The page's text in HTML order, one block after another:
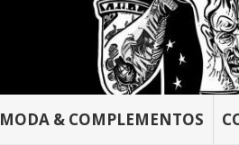
MODA & COMPLEMENTOS